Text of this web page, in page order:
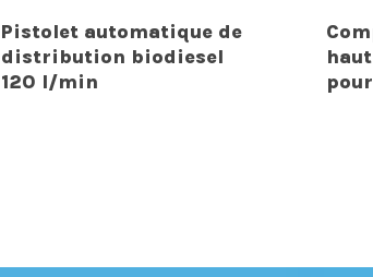
Pistolet automatique de
distribution biodiesel
120 l/min